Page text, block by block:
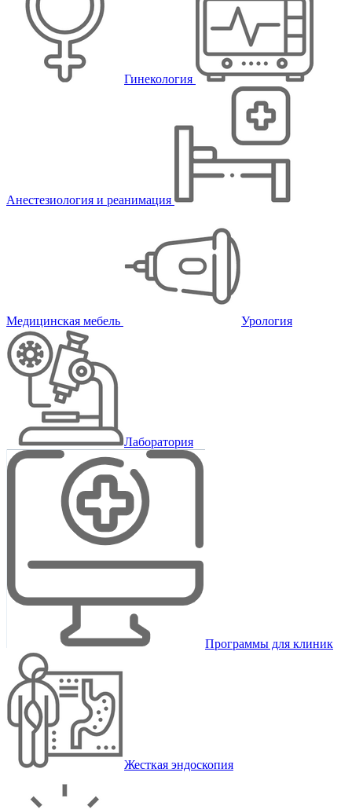
Гинекология
Анестезиология и реанимация
Медицинская мебель Урология
Лаборатория
Программы для клиник
Жесткая эндоскопия